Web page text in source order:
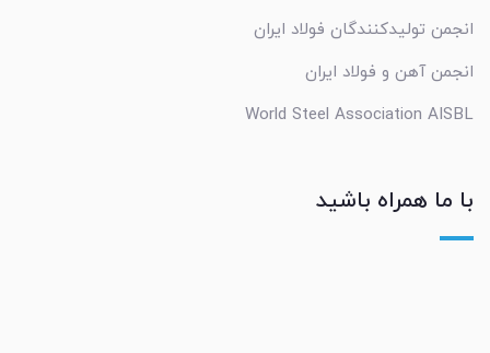
انجمن تولیدکنندگان فولاد ایران
انجمن آهن و فولاد ایران
World Steel Association AISBL
با ما همراه باشید